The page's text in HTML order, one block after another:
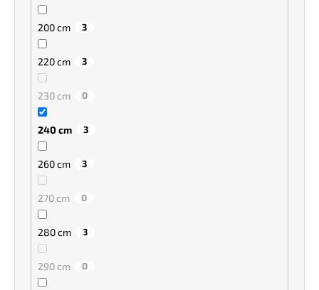
200 cm 3
220 cm 3
230 cm 0
240 cm 3
260 cm 3
270 cm 0
280 cm 3
290 cm 0